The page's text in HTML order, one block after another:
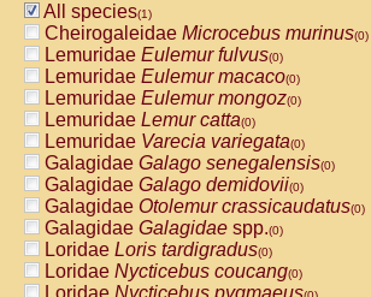
All species(1)
Cheirogaleidae Microcebus murinus(0)
Lemuridae Eulemur fulvus(0)
Lemuridae Eulemur macaco(0)
Lemuridae Eulemur mongoz(0)
Lemuridae Lemur catta(0)
Lemuridae Varecia variegata(0)
Galagidae Galago senegalensis(0)
Galagidae Galago demidovii(0)
Galagidae Otolemur crassicaudatus(0)
Galagidae Galagidae spp.(0)
Loridae Loris tardigradus(0)
Loridae Nycticebus coucang(0)
Loridae Nycticebus pygmaeus